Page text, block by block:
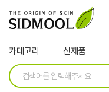
카테고리 신제품